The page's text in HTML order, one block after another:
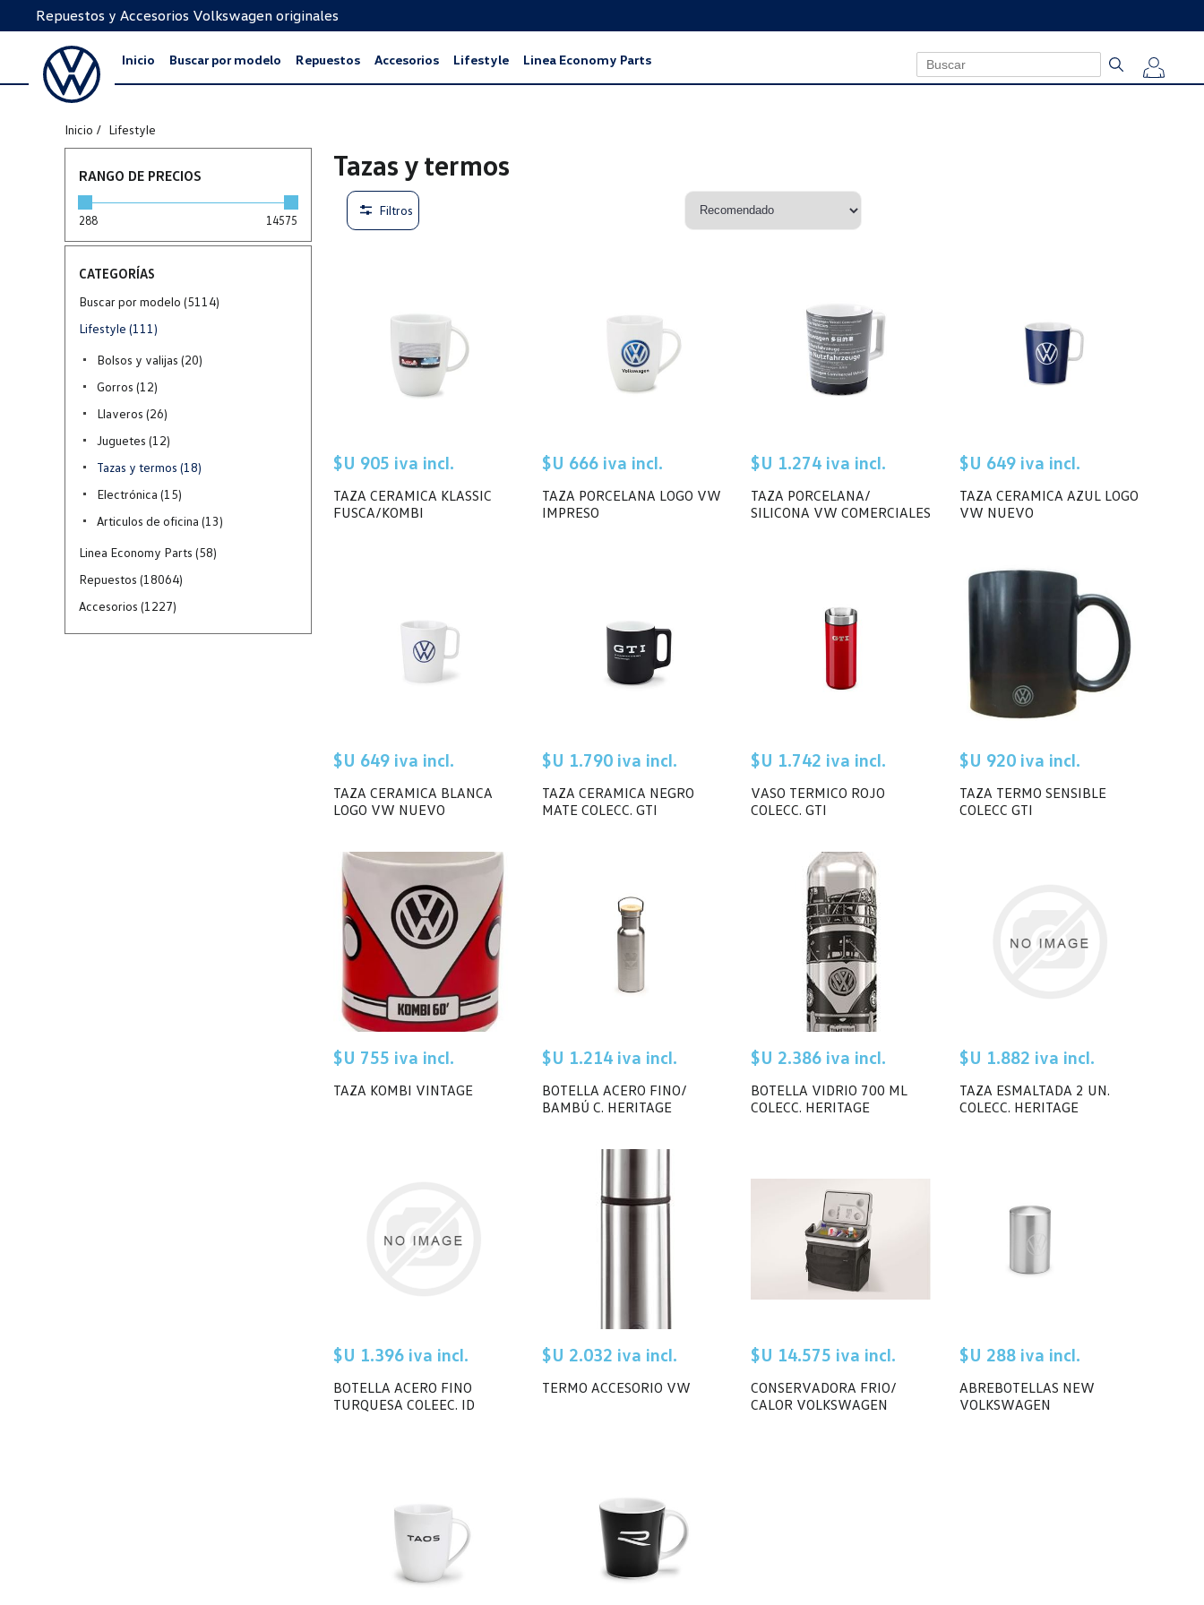
Repuestos y Accesorios Volkswagen originales
Inicio Buscar por modelo Repuestos Accesorios Lifestyle Linea Economy Parts
Inicio Lifestyle
Tazas y termos
Filtros
$U 905 iva incl.
TAZA CERAMICA KLASSIC
FUSCA/KOMBI
$U 666 iva incl.
TAZA PORCELANA LOGO VW
IMPRESO
$U 1.274 iva incl.
TAZA PORCELANA/
SILICONA VW COMERCIALES
$U 649 iva incl.
TAZA CERAMICA AZUL LOGO
VW NUEVO
$U 649 iva incl.
TAZA CERAMICA BLANCA
LOGO VW NUEVO
$U 1.790 iva incl.
TAZA CERAMICA NEGRO
MATE COLECC. GTI
$U 1.742 iva incl.
VASO TERMICO ROJO
COLECC. GTI
$U 920 iva incl.
TAZA TERMO SENSIBLE
COLECC GTI
$U 755 iva incl.
TAZA KOMBI VINTAGE
$U 1.214 iva incl.
BOTELLA ACERO FINO/
BAMBÚ C. HERITAGE
$U 2.386 iva incl.
BOTELLA VIDRIO 700 ML
COLECC. HERITAGE
$U 1.882 iva incl.
TAZA ESMALTADA 2 UN.
COLECC. HERITAGE
$U 1.396 iva incl.
BOTELLA ACERO FINO
TURQUESA COLEEC. ID
$U 2.032 iva incl.
TERMO ACCESORIO VW
$U 14.575 iva incl.
CONSERVADORA FRIO/
CALOR VOLKSWAGEN
$U 288 iva incl.
ABREBOTELLAS NEW
VOLKSWAGEN
RANGO DE PRECIOS
288 14575
CATEGORÍAS
Buscar por modelo (5114)
Lifestyle (111)
Bolsos y valijas (20)
Gorros (12)
Llaveros (26)
Juguetes (12)
Tazas y termos (18)
Electrónica (15)
Articulos de oficina (13)
Linea Economy Parts (58)
Repuestos (18064)
Accesorios (1227)